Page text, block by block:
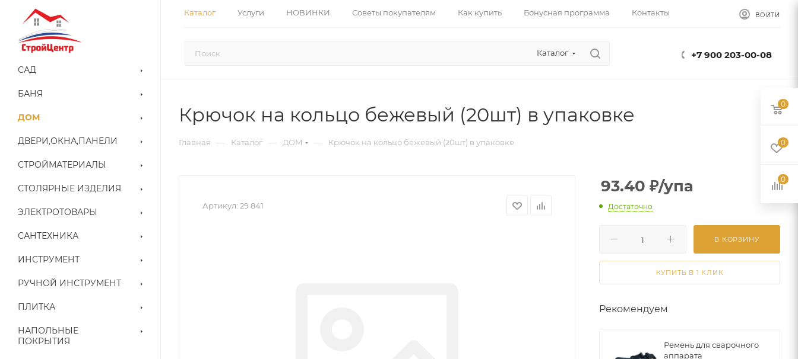
Каталог Услуги НОВИНКИ Советы покупателям Как купить Бонусная программа Контакты ВОЙТИ
Каталог +7 900 203-00-08
САД
БАНЯ
ДОМ
ДВЕРИ,ОКНА,ПАНЕЛИ
СТРОЙМАТЕРИАЛЫ
СТОЛЯРНЫЕ ИЗДЕЛИЯ
ЭЛЕКТРОТОВАРЫ
САНТЕХНИКА
ИНСТРУМЕНТ
РУЧНОЙ ИНСТРУМЕНТ
ПЛИТКА
НАПОЛЬНЫЕ
ПОКРЫТИЯ
Крючок на кольцо бежевый (20шт) в упаковке
Главная — Каталог — ДОМ — Крючок на кольцо бежевый (20шт) в упаковке
Артикул: 29 841
93.40 ₽/упа
Достаточно
В КОРЗИНУ
КУПИТЬ В 1 КЛИК
Рекомендуем
Ремень для сварочного
аппарата
0
0
0